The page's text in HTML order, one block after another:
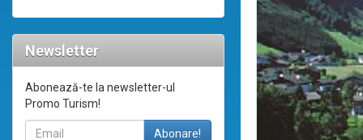
Newsletter
Abonează-te la newsletter-ul
Promo Turism!